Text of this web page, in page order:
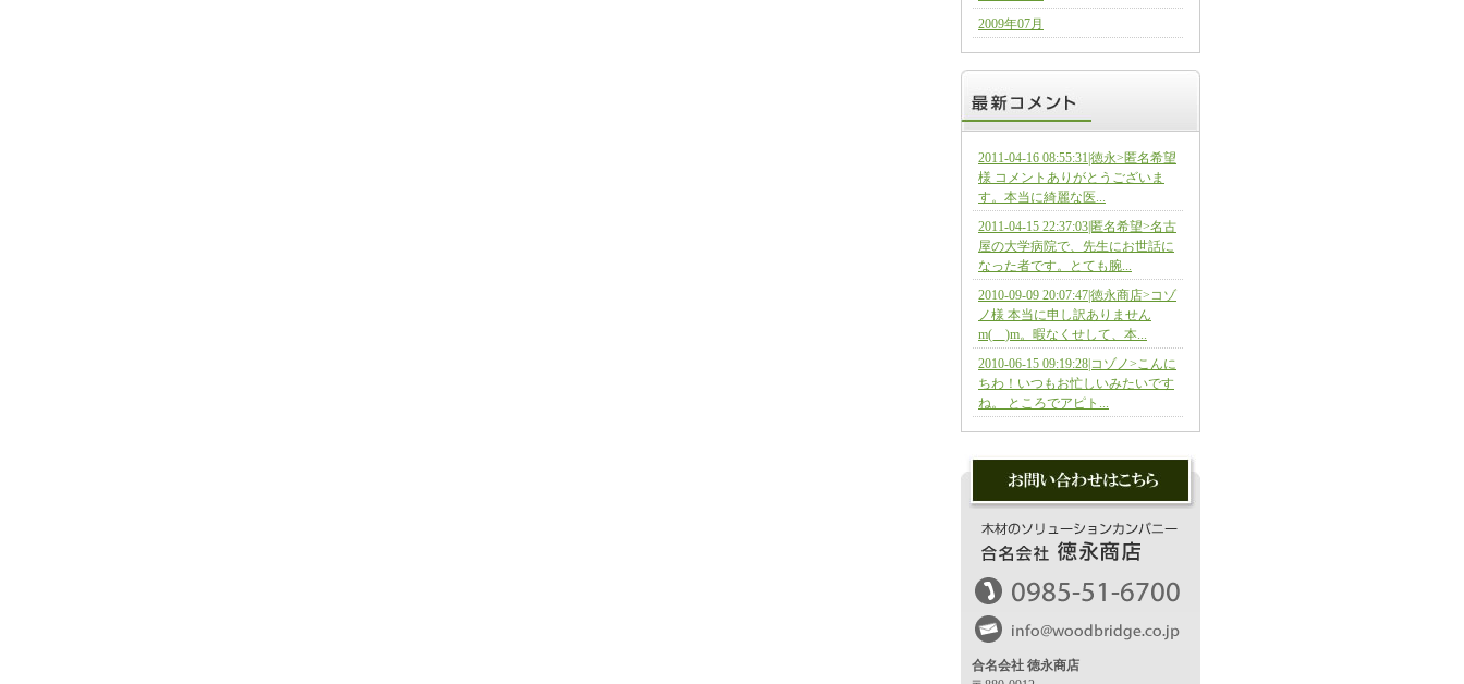
2009年07月
2011-04-16 08:55:31|徳永>匿名希望
様 コメントありがとうございま
す。本当に綺麗な医...
2011-04-15 22:37:03|匿名希望>名古
屋の大学病院で、先生にお世話に
なった者です。とても腕...
2010-09-09 20:07:47|徳永商店>コゾ
ノ様 本当に申し訳ありません
m(__)m。暇なくせして、本...
2010-06-15 09:19:28|コゾノ>こんに
ちわ！いつもお忙しいみたいです
ね。 ところでアピト...
合名会社 徳永商店